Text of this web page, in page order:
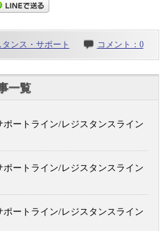
タンス・サポート コメント：0
一覧
ポートライン/レジスタンスライン
ポートライン/レジスタンスライン
ポートライン/レジスタンスライン